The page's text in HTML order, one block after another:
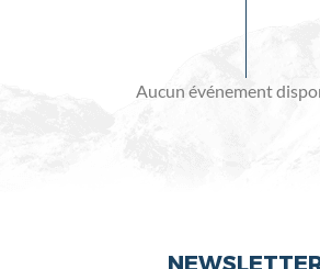
Aucun événement